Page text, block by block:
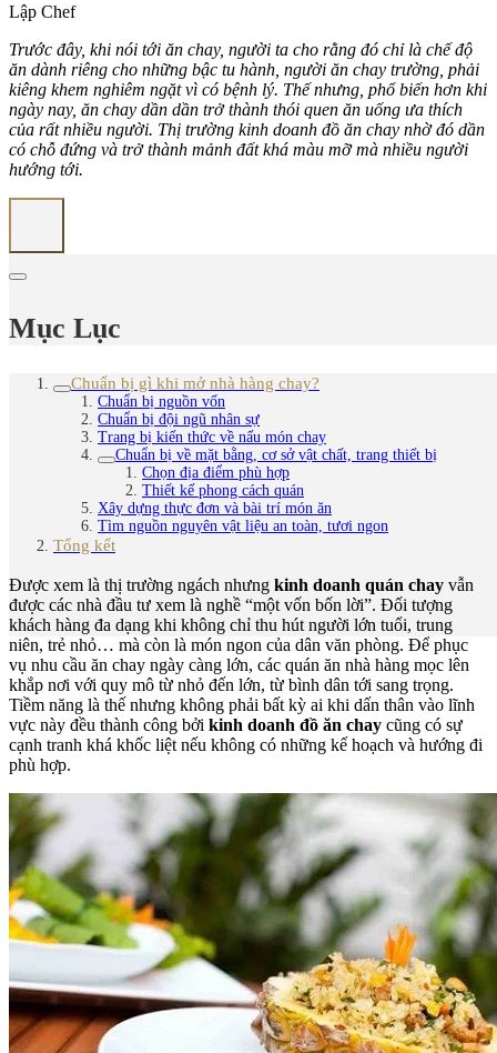
Lập Chef
Trước đây, khi nói tới ăn chay, người ta cho rằng đó chỉ là chế độ
ăn dành riêng cho những bậc tu hành, người ăn chay trường, phải
kiêng khem nghiêm ngặt vì có bệnh lý. Thế nhưng, phổ biến hơn khi
ngày nay, ăn chay dần dần trở thành thói quen ăn uống ưa thích
của rất nhiều người. Thị trường kinh doanh đồ ăn chay nhờ đó dần
có chỗ đứng và trở thành mảnh đất khá màu mỡ mà nhiều người
hướng tới.
Mục Lục
Chuẩn bị gì khi mở nhà hàng chay?
Chuẩn bị nguồn vốn
Chuẩn bị đội ngũ nhân sự
Trang bị kiến thức về nấu món chay
Chuẩn bị về mặt bằng, cơ sở vật chất, trang thiết bị
Chọn địa điểm phù hợp
Thiết kế phong cách quán
Xây dựng thực đơn và bài trí món ăn
Tìm nguồn nguyên vật liệu an toàn, tươi ngon
Tổng kết
Được xem là thị trường ngách nhưng kinh doanh quán chay vẫn
được các nhà đầu tư xem là nghề “một vốn bốn lời”. Đối tượng
khách hàng đa dạng khi không chỉ thu hút người lớn tuổi, trung
niên, trẻ nhỏ… mà còn là món ngon của dân văn phòng. Để phục
vụ nhu cầu ăn chay ngày càng lớn, các quán ăn nhà hàng mọc lên
khắp nơi với quy mô từ nhỏ đến lớn, từ bình dân tới sang trọng.
Tiềm năng là thế nhưng không phải bất kỳ ai khi dấn thân vào lĩnh
vực này đều thành công bởi kinh doanh đồ ăn chay cũng có sự
cạnh tranh khá khốc liệt nếu không có những kế hoạch và hướng đi
phù hợp.